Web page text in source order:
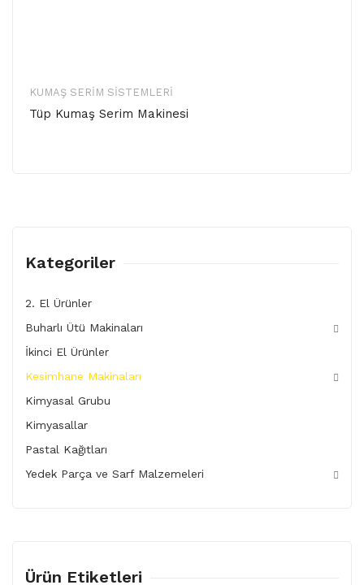
KUMAŞ SERIM SISTEMLERI
Tüp Kumaş Serim Makinesi
Kategoriler
2. El Ürünler
Buharlı Ütü Makinaları
İkinci El Ürünler
Kesimhane Makinaları
Kimyasal Grubu
Kimyasallar
Pastal Kağıtları
Yedek Parça ve Sarf Malzemeleri
Ürün Etiketleri